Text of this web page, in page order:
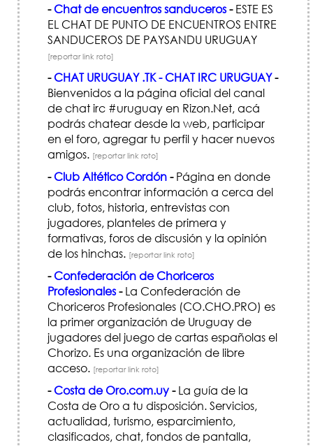
-Chat de encuentros sanduceros-ESTE ES
EL CHAT DE PUNTO DE ENCUENTROS ENTRE
SANDUCEROS DE PAYSANDU URUGUAY
[reportar link roto]
-CHAT URUGUAY .TK - CHAT IRC URUGUAY-
Bienvenidos a la página oficial del canal
de chat irc #uruguay en Rizon.Net, acá
podrás chatear desde la web, participar
en el foro, agregar tu perfil y hacer nuevos
amigos. [reportar link roto]
-Club Altético Cordón-Página en donde
podrás encontrar información a cerca del
club, fotos, historia, entrevistas con
jugadores, planteles de primera y
formativas, foros de discusión y la opinión
de los hinchas. [reportar link roto]
-Confederación de Choriceros
Profesionales-La Confederación de
Choriceros Profesionales (CO.CHO.PRO) es
la primer organización de Uruguay de
jugadores del juego de cartas españolas el
Chorizo. Es una organización de libre
acceso. [reportar link roto]
-Costa de Oro.com.uy-La guía de la
Costa de Oro a tu disposición. Servicios,
actualidad, turismo, esparcimiento,
clasificados, chat, fondos de pantalla,